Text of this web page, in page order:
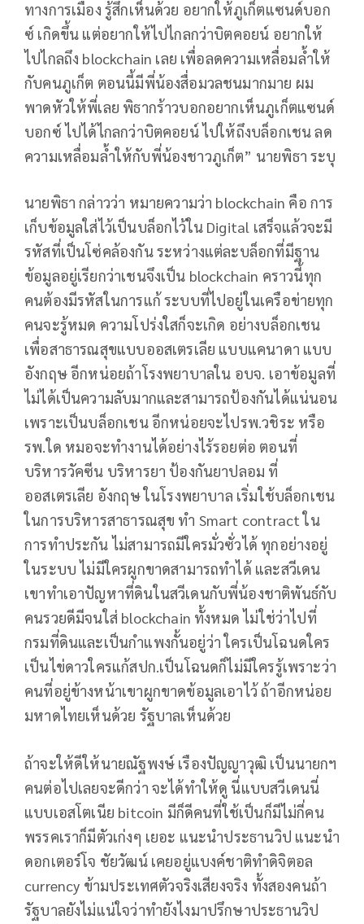
ทางการเมือง รู้สึกเห็นด้วย อยากให้ภูเก็ตแซนด์บอก
ซ์ เกิดขึ้น แต่อยากให้ไปไกลกว่าบิตคอยน์ อยากให้
ไปไกลถึง blockchain เลย เพื่อลดความเหลื่อมล้ำให้
กับคนภูเก็ต ตอนนี้มีพี่น้องสื่อมวลชนมากมาย ผม
พาดหัวให้พี่เลย พิธากร้าวบอกอยากเห็นภูเก็ตแซนด์
บอกซ์ ไปได้ไกลกว่าบิตคอยน์ ไปให้ถึงบล็อกเชน ลด
ความเหลื่อมล้ำให้กับพี่น้องชาวภูเก็ต” นายพิธา ระบุ
นายพิธา กล่าวว่า หมายความว่า blockchain คือ การ
เก็บข้อมูลใส่ไว้เป็นบล็อกไว้ใน Digital เสร็จแล้วจะมี
รหัสที่เป็นโซ่คล้องกัน ระหว่างแต่ละบล็อกที่มีฐาน
ข้อมูลอยู่เรียกว่าเชนจึงเป็น blockchain คราวนี้ทุก
คนต้องมีรหัสในการแก้ ระบบที่ไปอยู่ในเครือข่ายทุก
คนจะรู้หมด ความโปร่งใสก็จะเกิด อย่างบล็อกเชน
เพื่อสาธารณสุขแบบออสเตรเลีย แบบแคนาดา แบบ
อังกฤษ อีกหน่อยถ้าโรงพยาบาลใน อบจ. เอาข้อมูลที่
ไม่ได้เป็นความลับมากและสามารถป้องกันได้แน่นอน
เพราะเป็นบล็อกเชน อีกหน่อยจะไปรพ.วชิระ หรือ
รพ.ใด หมอจะทำงานได้อย่างไร้รอยต่อ ตอนที่
บริหารวัคซีน บริหารยา ป้องกันยาปลอม ที่
ออสเตรเลีย อังกฤษ ในโรงพยาบาล เริ่มใช้บล็อกเชน
ในการบริหารสาธารณสุข ทำ Smart contract ใน
การทำประกัน ไม่สามารถมีใครมั่วซั่วได้ ทุกอย่างอยู่
ในระบบ ไม่มีใครผูกขาดสามารถทำได้ และสวีเดน
เขาทำเอาปัญหาที่ดินในสวีเดนกับพี่น้องชาติพันธ์กับ
คนรวยดีมีจนใส่ blockchain ทั้งหมด ไม่ใช่ว่าไปที่
กรมที่ดินและเป็นกำแพงกั้นอยู่ว่า ใครเป็นโฉนดใคร
เป็นไข่ดาวใครแก้สปก.เป็นโฉนดก็ไม่มีใครรู้เพราะว่า
คนที่อยู่ข้างหน้าเขาผูกขาดข้อมูลเอาไว้ ถ้าอีกหน่อย
มหาดไทยเห็นด้วย รัฐบาลเห็นด้วย
ถ้าจะให้ดีให้นายณัฐพงษ์ เรืองปัญญาวุฒิ เป็นนายกฯ
คนต่อไปเลยจะดีกว่า จะได้ทำให้ดู นี่แบบสวีเดนนี่
แบบเอสโตเนีย bitcoin มีก็ดีคนที่ใช้เป็นก็มีไม่กี่คน
พรรคเราก็มีตัวเก่งๆ เยอะ แนะนำประธานวิป แนะนำ
ดอกเตอร์โจ ชัยวัฒน์ เคยอยู่แบงค์ชาติทำดิจิตอล
currency ข้ามประเทศตัวจริงเสียงจริง ทั้งสองคนถ้า
รัฐบาลยังไม่แน่ใจว่าทำยังไงมาปรึกษาประธานวิป